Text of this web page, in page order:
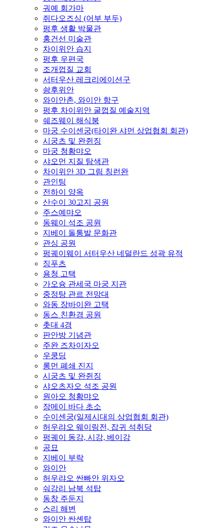
궈예 회가마
쥐다오즈싱 (어부 부두)
펑후 생활 박물관
홍건선 미술관
차이위안 습지
펑후 우편국
조개껍질 교회
서터우산 레크리에이션구
솽후위안
와이안촌, 와이안 항구
펑후 차이위안 굴껍질 예술지역
쉐즈웨이 해식붕
마궁 수이센궁(타이완 샤먼 상업협회 회관)
시궁츠 및 완쥔징
마궁 청황먀오
샤오먼 지질 탐색관
차이위안 3D 그림 칭런완
관인팅
전하이 양옥
산수이 30고지 공원
주스예먀오
동웨이 석조 공원
지베이 돌통발 문화관
관싱 공원
펑궤이웨이 서터우산 네덜란드 성곽 유적
징푸츠
용청 고택
가오슝 관세국 마궁 지관
중정탕 관르 전망대
와동 장바이완 고택
동스 친환경 공원
촛대 4경
판안방 기념관
주완 즈차이자오
우쿵딩
롱먼 폐쇄 진지
시궁츠 및 완쥔징
샤오츠자오 석조 공원
원아오 청황먀오
장메이 바다 초소
수이센궁(일제시대의 상업협회 회관)
허우랴오 웨이링전, 잡귀 석취당
펑궤이 동강, 시강, 베이강
공묘
지베이 부락
와이안
허우랴오 싼빠안 위자오
숴강리 남북 석탑
동창 주둔지
스리 해변
와이안 싼셴탑